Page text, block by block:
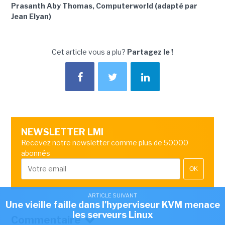
Prasanth Aby Thomas, Computerworld (adapté par
Jean Elyan)
Cet article vous a plu? Partagez le !
NEWSLETTER LMI
Recevez notre newsletter comme plus de 50000
abonnés
OK
Commentaire
ARTICLE SUIVANT
Une vieille faille dans l'hyperviseur KVM menace
les serveurs Linux